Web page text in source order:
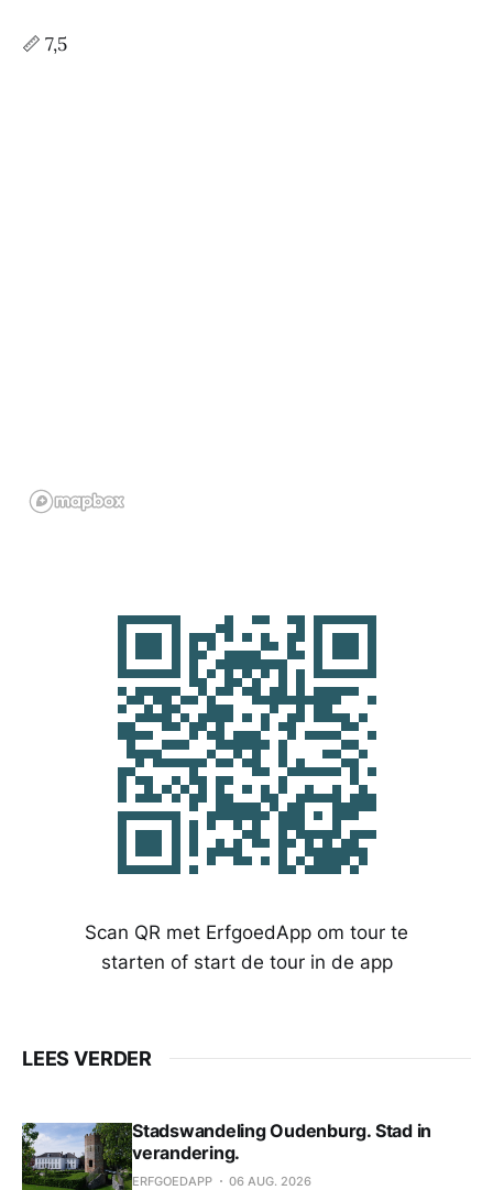
📏 7,5
Scan QR met ErfgoedApp om tour te
starten of start de tour in de app
LEES VERDER
Stadswandeling Oudenburg. Stad in
verandering.
ERFGOEDAPP 06 AUG. 2026